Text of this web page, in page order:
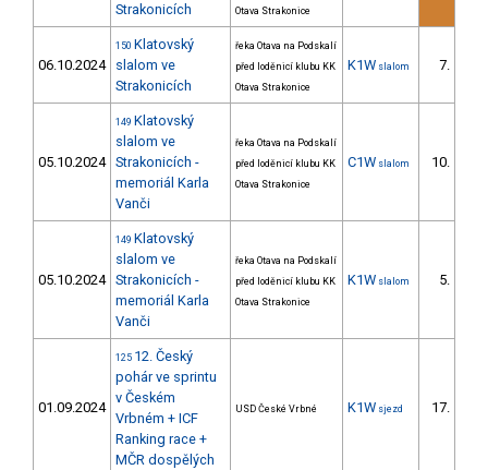
Strakonicích
Otava Strakonice
06.10.2024
150 Klatovský
slalom ve
Strakonicích
řeka Otava na Podskalí
před loděnicí klubu KK
Otava Strakonice
K1W slalom 7.
05.10.2024
149 Klatovský
slalom ve
Strakonicích -
memoriál Karla
Vanči
řeka Otava na Podskalí
před loděnicí klubu KK
Otava Strakonice
C1W slalom 10.
05.10.2024
149 Klatovský
slalom ve
Strakonicích -
memoriál Karla
Vanči
řeka Otava na Podskalí
před loděnicí klubu KK
Otava Strakonice
K1W slalom 5.
01.09.2024
125 12. Český
pohár ve sprintu
v Českém
Vrbném + ICF
Ranking race +
MČR dospělých
USD České Vrbné K1W sjezd 17.